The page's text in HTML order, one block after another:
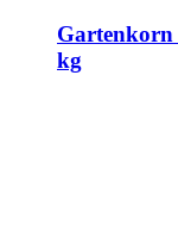
Gartenkorn
kg